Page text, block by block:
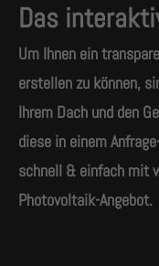
Das
Um Ihnen ein
erstellen zu können,
Ihrem Dach und den
diese in einem
schnell & einfach mit
Photovoltaik-Angebot.